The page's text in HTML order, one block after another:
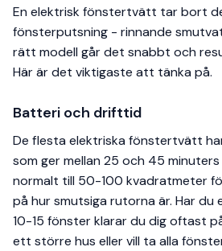
En elektrisk fönstertvätt tar bort
fönsterputsning - rinnande
rätt modell går det snabbt och
Här är det viktigaste att tänka på.
Batteri och drifttid
De flesta elektriska fönstertvätt
som ger mellan 25 och 45
normalt till 50-100 kvadratmeter
på hur smutsiga rutorna är. Har du
10-15 fönster klarar du dig oftast
ett större hus eller vill ta alla